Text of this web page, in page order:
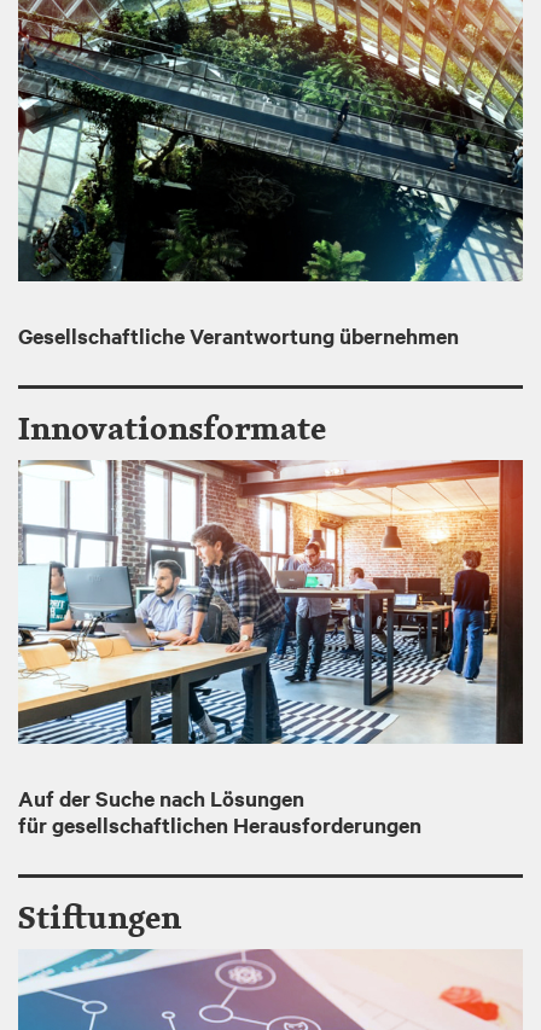
I
m
a
g
e
Gesellschaftliche Verantwortung übernehmen
Innovationsformate
I
m
a
g
e
Auf der Suche nach Lösungen
für gesellschaftlichen Herausforderungen
Stiftungen
m